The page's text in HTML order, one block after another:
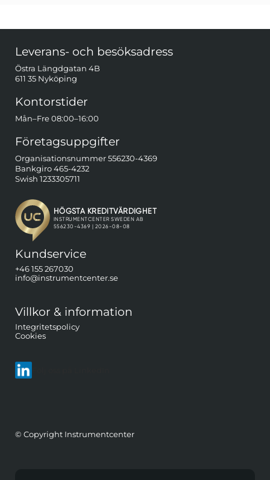
Leverans- och besöksadress
Östra Längdgatan 4B
611 35 Nyköping
Kontorstider
Mån–Fre 08:00–16:00
Företagsuppgifter
Organisationsnummer 556230-4369
Bankgiro 465-4232
Swish 1233305711
Kundservice
+46 155 267030
info@instrumentcenter.se
Villkor & information
Integritetspolicy
Cookies
© Copyright Instrumentcenter